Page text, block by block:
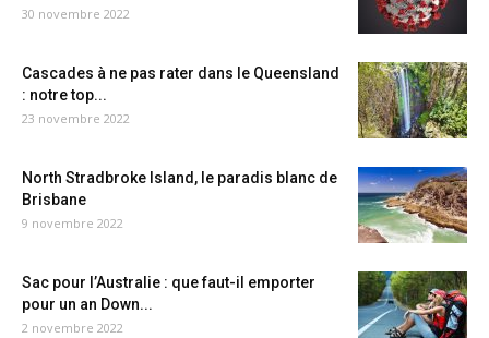
30 novembre 2022
Cascades à ne pas rater dans le Queensland
: notre top...
23 novembre 2022
North Stradbroke Island, le paradis blanc de
Brisbane
9 novembre 2022
Sac pour l’Australie : que faut-il emporter
pour un an Down...
2 novembre 2022